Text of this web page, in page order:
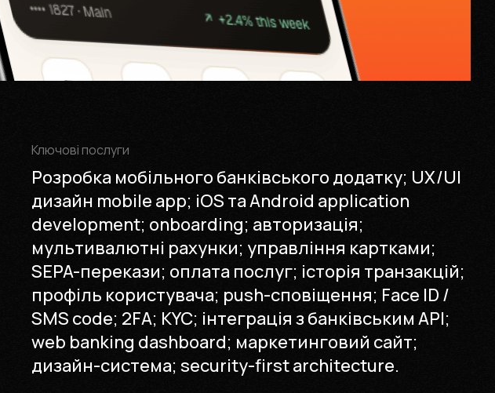
Ключові послуги
Розробка мобільного банківського додатку; UX/UI
дизайн mobile app; iOS та Android application
development; onboarding; авторизація;
мультивалютні рахунки; управління картками;
SEPA-перекази; оплата послуг; історія транзакцій;
профіль користувача; push-сповіщення; Face ID /
SMS code; 2FA; KYC; інтеграція з банківським API;
web banking dashboard; маркетинговий сайт;
дизайн-система; security-first architecture.